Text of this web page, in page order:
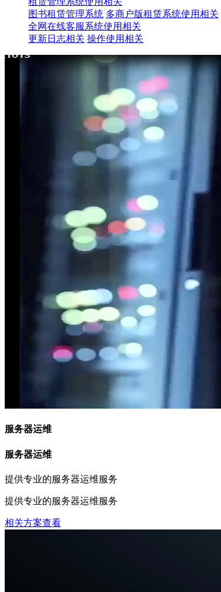
图书租赁管理系统 多商户版租赁系统使用相关
全网在线客服系统使用相关
更新日志相关 操作使用相关
服务器运维
服务器运维
提供专业的服务器运维服务
提供专业的服务器运维服务
相关方案查看